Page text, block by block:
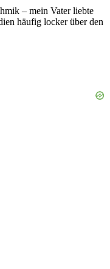
– mein Vater liebte
häufig locker über den